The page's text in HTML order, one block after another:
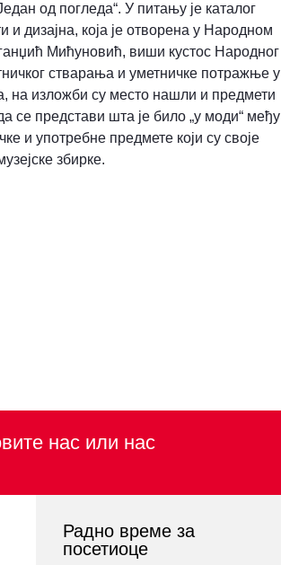
од погледа“. У питању је каталог
дизајна, која је отворена у Народном
Мићуновић, виши кустос Народног
стварања и уметничке потражње у
на изложби су место нашли и предмети
се представи шта је било „у моди“ међу
и употребне предмете који су своје
збирке.
нас или нас
Радно време за
посетиоце